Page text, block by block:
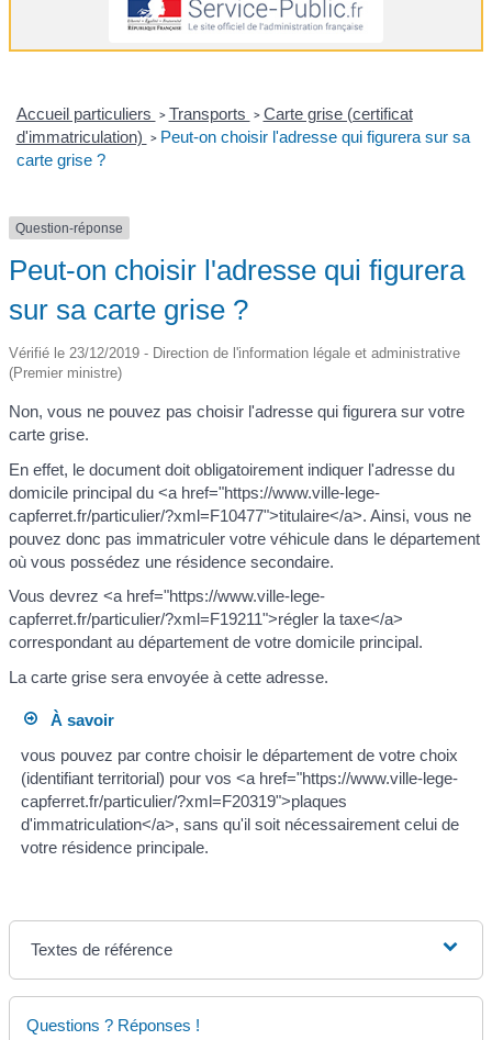
Accueil particuliers > Transports > Carte grise (certificat
d'immatriculation) > Peut-on choisir l'adresse qui figurera sur sa
carte grise ?
Question-réponse
Peut-on choisir l'adresse qui figurera
sur sa carte grise ?
Vérifié le 23/12/2019 - Direction de l'information légale et administrative
(Premier ministre)
Non, vous ne pouvez pas choisir l'adresse qui figurera sur votre
carte grise.
En effet, le document doit obligatoirement indiquer l'adresse du
domicile principal du <a href="https://www.ville-lege-
capferret.fr/particulier/?xml=F10477">titulaire</a>. Ainsi, vous ne
pouvez donc pas immatriculer votre véhicule dans le département
où vous possédez une résidence secondaire.
Vous devrez <a href="https://www.ville-lege-
capferret.fr/particulier/?xml=F19211">régler la taxe</a>
correspondant au département de votre domicile principal.
La carte grise sera envoyée à cette adresse.
À savoir
vous pouvez par contre choisir le département de votre choix
(identifiant territorial) pour vos <a href="https://www.ville-lege-
capferret.fr/particulier/?xml=F20319">plaques
d'immatriculation</a>, sans qu'il soit nécessairement celui de
votre résidence principale.
Textes de référence
Questions ? Réponses !